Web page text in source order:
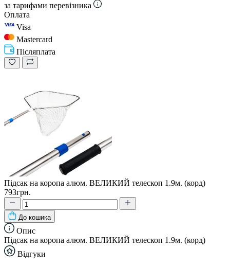
за тарифами перевізника
Оплата
Visa
Mastercard
Післяплата
Підсак на коропа алюм. ВЕЛИКИЙ телескоп 1.9м. (корд)
793грн.
До кошика
Опис
Підсак на коропа алюм. ВЕЛИКИЙ телескоп 1.9м. (корд)
Відгуки